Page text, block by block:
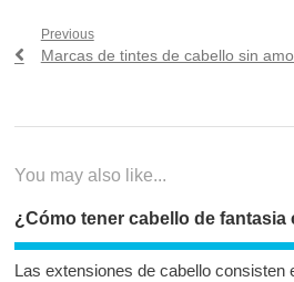
Navegación
entradas
Previous
Previous
Marcas de tintes de cabello sin
You may also like...
¿Cómo tener cabello de
Las extensiones de cabello consisten